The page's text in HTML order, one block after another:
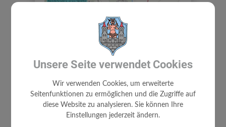
Unsere Seite verwendet Cookies
Wir verwenden Cookies, um erweiterte
Seitenfunktionen zu ermöglichen und die Zugriffe auf
diese Website zu analysieren. Sie können Ihre
Einstellungen jederzeit ändern.